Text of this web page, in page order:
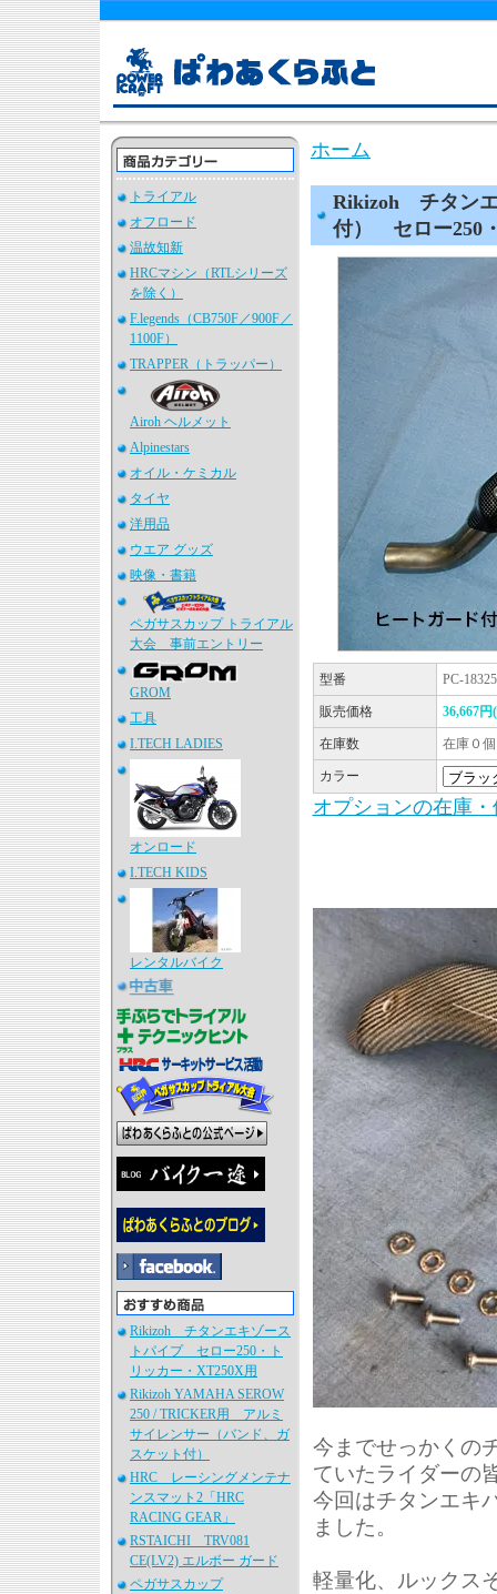
トライアル
オフロード
温故知新
HRCマシン（RTLシリーズ
を除く）
F.legends（CB750F／900F／
1100F）
TRAPPER（トラッパー）
Airoh ヘルメット
Alpinestars
オイル・ケミカル
タイヤ
洋用品
ウエア グッズ
映像・書籍
ペガサスカップ トライアル
大会 事前エントリー
GROM
工具
I.TECH LADIES
オンロード
I.TECH KIDS
レンタルバイク
Rikizoh チタンエキゾース
トパイプ セロー250・ト
リッカー・XT250X用
Rikizoh YAMAHA SEROW
250 / TRICKER用 アルミ
サイレンサー（バンド、ガ
スケット付）
HRC レーシングメンテナ
ンスマット2「HRC
RACING GEAR」
RSTAICHI TRV081
CE(LV2) エルボー ガード
ペガサスカップ
ホーム
Rikizoh チタンエ
付） セロー250
型番 PC-
販売価格 36,667円
在庫数 在庫０
カラー
オプションの在庫
今までせっかくの
ていたライダーの
今回はチタンエキ
ました。
軽量化、ルックス